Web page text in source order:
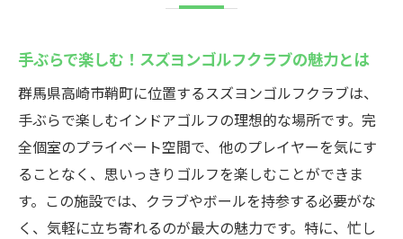
初心者も安心！スタッフのサポート体制
鞘町で楽しむインドアゴルフの魅力！スズヨン
ゴルフクラブの特長とは
天候に左右されないインドアゴルフの利点
スズヨンゴルフクラブの最新施設を体験す
る
技術向上に最適なトレーニング環境
手ぶらで楽しむ！スズヨンゴルフクラブの魅力とは
群馬県高崎市鞘町に位置するスズヨンゴルフクラブは、
手ぶらで楽しむインドアゴルフの理想的な場所です。完
全個室のプライベート空間で、他のプレイヤーを気にす
ることなく、思いっきりゴルフを楽しむことができま
す。この施設では、クラブやボールを持参する必要がな
く、気軽に立ち寄れるのが最大の魅力です。特に、忙し